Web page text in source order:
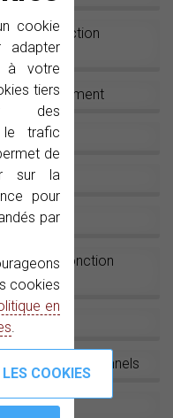
cookie
adapter
à votre
tiers
des
le trafic
de
sur la
pour
par
cookies
en
.
multifonction
environnement
avec fonction
boutons traditionnels